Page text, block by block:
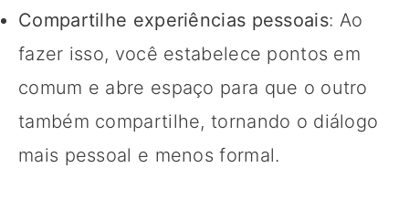
Compartilhe experiências pessoais: Ao
fazer isso, você estabelece pontos em
comum e abre espaço para que o outro
também compartilhe, tornando o diálogo
mais pessoal e menos formal.